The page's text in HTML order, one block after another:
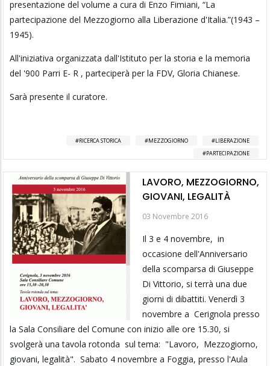
presentazione del volume a cura di Enzo Fimiani, “La
partecipazione del Mezzogiorno alla Liberazione d'Italia.”(1943 –
1945).
All'iniziativa organizzata dall'Istituto per la storia e la memoria
del '900 Parri E- R , parteciperà per la FDV, Gloria Chianese.
Sarà presente il curatore.
RICERCA STORICA MEZZOGIORNO
LIBERAZIONE
PARTECIPAZIONE
LAVORO, MEZZOGIORNO,
GIOVANI, LEGALITÀ
03 Novembre 2016
Il 3 e 4 novembre, in
occasione dell'Anniversario
della scomparsa di Giuseppe
Di Vittorio, si terrà una due
giorni di dibattiti. Venerdì 3
novembre a Cerignola presso
la Sala Consiliare del Comune con inizio alle ore 15.30, si
svolgerà una tavola rotonda sul tema: "Lavoro, Mezzogiorno,
giovani, legalità". Sabato 4 novembre a Foggia, presso l'Aula